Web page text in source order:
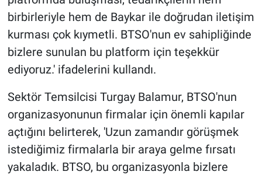
birbirleriyle hem de Baykar ile doğrudan iletişim
kurması çok kıymetli. BTSO'nun ev sahipliğinde
bizlere sunulan bu platform için teşekkür
ediyoruz.' ifadelerini kullandı.
Sektör Temsilcisi Turgay Balamur, BTSO'nun
organizasyonunun firmalar için önemli kapılar
açtığını belirterek, 'Uzun zamandır görüşmek
istediğimiz firmalarla bir araya gelme fırsatı
yakaladık. BTSO, bu organizasyonla bizlere